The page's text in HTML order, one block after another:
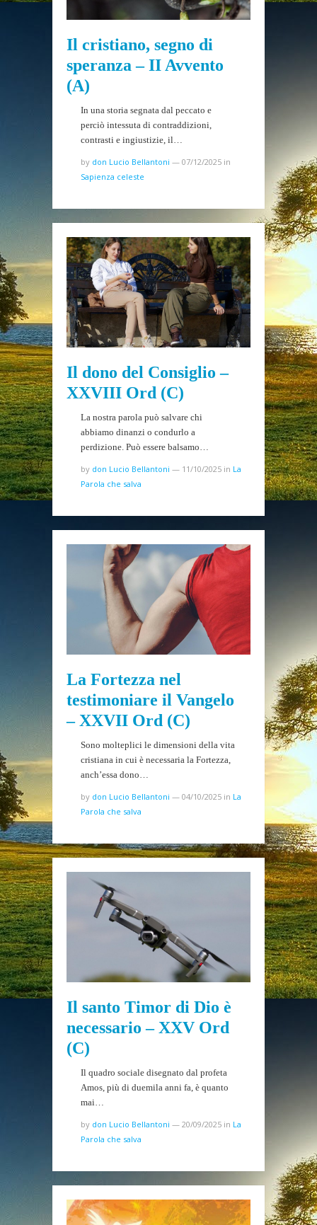
Il cristiano, segno di
speranza – II Avvento
(A)
In una storia segnata dal peccato e
perciò intessuta di contraddizioni,
contrasti e ingiustizie, il…
by don Lucio Bellantoni — 07/12/2025 in
Sapienza celeste
Il dono del Consiglio –
XXVIII Ord (C)
La nostra parola può salvare chi
abbiamo dinanzi o condurlo a
perdizione. Può essere balsamo…
by don Lucio Bellantoni — 11/10/2025 in La
Parola che salva
La Fortezza nel
testimoniare il Vangelo
– XXVII Ord (C)
Sono molteplici le dimensioni della vita
cristiana in cui è necessaria la Fortezza,
anch’essa dono…
by don Lucio Bellantoni — 04/10/2025 in La
Parola che salva
Il santo Timor di Dio è
necessario – XXV Ord
(C)
Il quadro sociale disegnato dal profeta
Amos, più di duemila anni fa, è quanto
mai…
by don Lucio Bellantoni — 20/09/2025 in La
Parola che salva